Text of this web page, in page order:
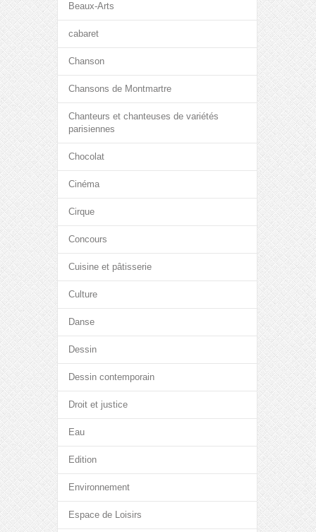
Beaux-Arts
cabaret
Chanson
Chansons de Montmartre
Chanteurs et chanteuses de variétés
parisiennes
Chocolat
Cinéma
Cirque
Concours
Cuisine et pâtisserie
Culture
Danse
Dessin
Dessin contemporain
Droit et justice
Eau
Edition
Environnement
Espace de Loisirs